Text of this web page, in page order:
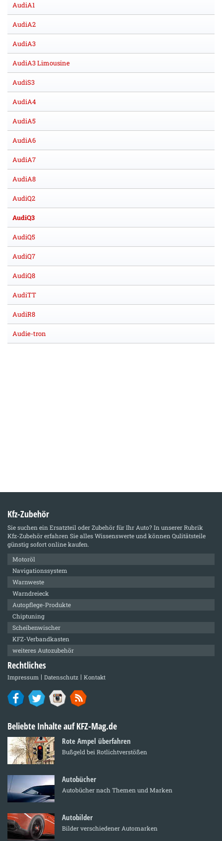
AudiA1
AudiA2
AudiA3
AudiA3 Limousine
AudiS3
AudiA4
AudiA5
AudiA6
AudiA7
AudiA8
AudiQ2
AudiQ3
AudiQ5
AudiQ7
AudiQ8
AudiTT
AudiR8
Audie-tron
Kfz-Zubehör
Sie suchen ein Ersatzteil oder Zubehör für Ihr Auto? In unserer Rubrik
Kfz-Zubehörerfahren Sie alles Wissenswerte und können Qulitätsteile
günstig sofort online kaufen.
Motoröl
Navigationssystem
Warnweste
Warndreieck
Autopflege-Produkte
Chiptuning
Scheibenwischer
KFZ-Verbandkasten
weiteres Autozubehör
Rechtliches
Impressum Datenschutz Kontakt
Beliebte Inhalte auf KFZ-Mag.de
Rote Ampel überfahren
Bußgeld bei Rotlichtverstößen
Autobücher
Autobücher nach Themen und Marken
Autobilder
Bilder verschiedener Automarken